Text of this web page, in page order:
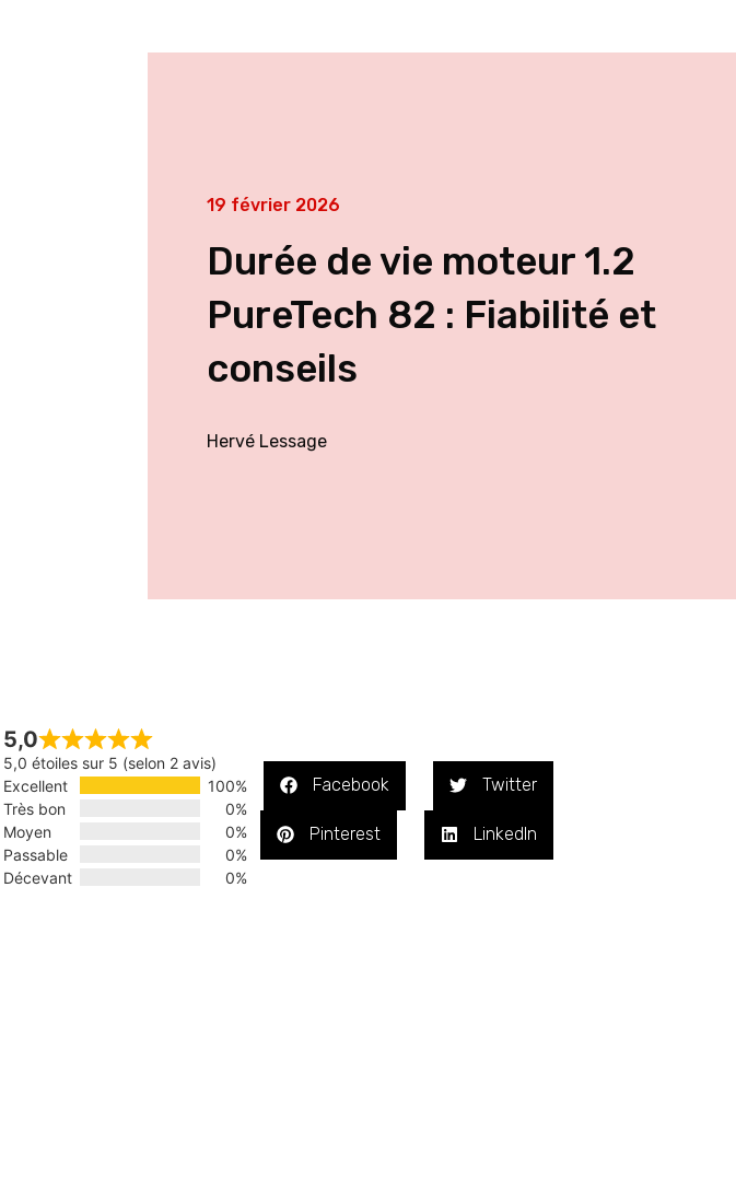
19 février 2026
Durée de vie moteur 1.2
PureTech 82 : Fiabilité et
conseils
Hervé Lessage
5,0
5,0 étoiles sur 5 (selon 2 avis)
Excellent
100%
Très bon
0%
Moyen
0%
Passable
0%
Décevant
0%
Facebook Twitter
Pinterest LinkedIn